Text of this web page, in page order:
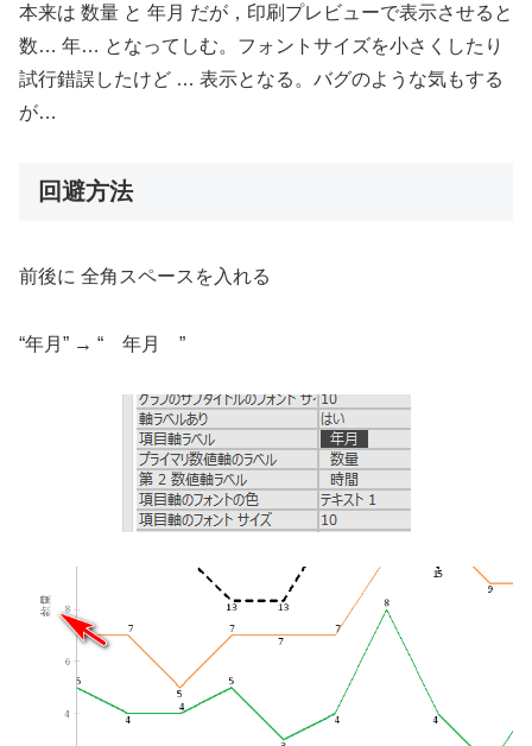
本来は 数量 と 年月 だが，印刷プレビューで表示させると
数… 年… となってしむ。フォントサイズを小さくしたり
試行錯誤したけど … 表示となる。バグのような気もする
が…
回避方法
前後に 全角スペースを入れる
“年月” → “ 年月 ”